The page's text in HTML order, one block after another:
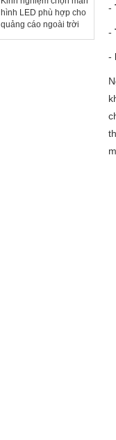
hình LED phù hợp cho
quảng cáo ngoài trời
-
-
-